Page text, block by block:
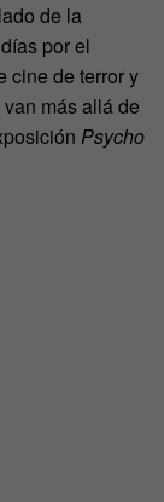
de la
por el
cine de terror y
más allá de
Psycho